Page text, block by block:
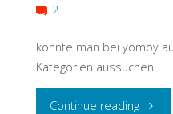
2
könnte man bei yomoy
Kategorien aussuchen.
Continue reading